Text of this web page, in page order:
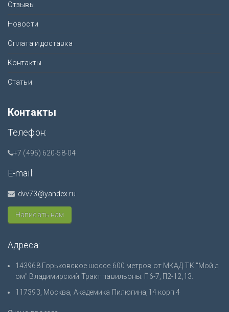
Отзывы
Новости
Оплата и доставка
Контакты
Статьи
Контакты
Телефон:
+7 (495) 620-58-04
E-mail:
dvv73@yandex.ru
Написать нам
Адреса:
143968 Горьковское шоссе 600 метров от МКАД ТК "Мой д
ом" Владимирский Тракт павильоны: П6-7, П2-12,13.
117393, Москва, Академика Пилюгина,14 корп 4